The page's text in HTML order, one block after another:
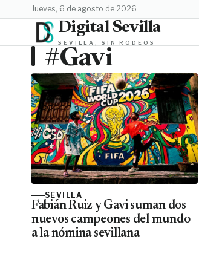
jueves, 6 de agosto de 2026
Digital Sevilla
SEVILLA, SIN RODEOS
#Gavi
SEVILLA
Fabián Ruiz y Gavi suman dos
nuevos campeones del mundo
a la nómina sevillana